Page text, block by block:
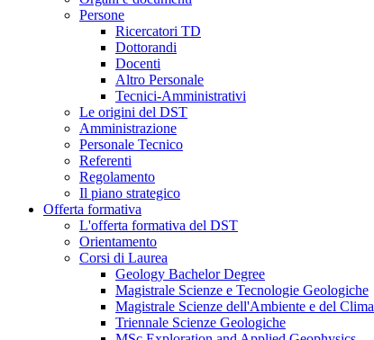
Persone
Ricercatori TD
Dottorandi
Docenti
Altro Personale
Tecnici-Amministrativi
Le origini del DST
Amministrazione
Personale Tecnico
Referenti
Regolamento
Il piano strategico
Offerta formativa
L'offerta formativa del DST
Orientamento
Corsi di Laurea
Geology Bachelor Degree
Magistrale Scienze e Tecnologie Geologiche
Magistrale Scienze dell'Ambiente e del Clima
Triennale Scienze Geologiche